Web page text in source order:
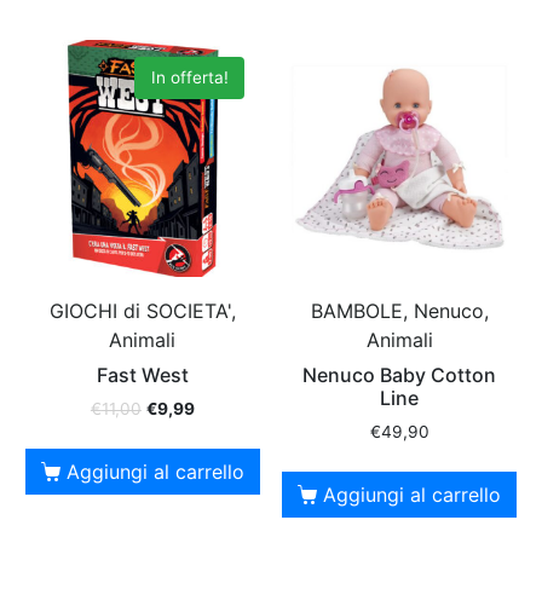
In offerta!
GIOCHI di SOCIETA',
Animali
Fast West
€11,00 €9,99
Aggiungi al carrello
BAMBOLE, Nenuco,
Animali
Nenuco Baby Cotton
Line
€49,90
Aggiungi al carrello